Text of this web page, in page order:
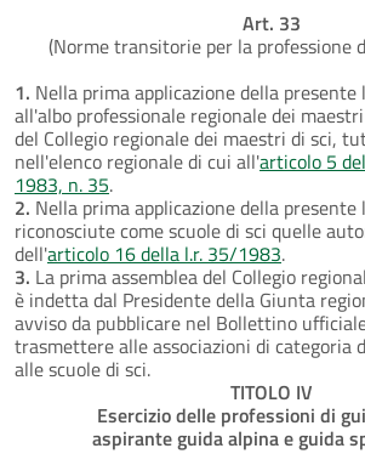
Art. 33
(Norme transitorie per la professione
1. Nella prima applicazione della
all'albo professionale regionale dei
del Collegio regionale dei maestri di sci,
nell'elenco regionale di cui all'articolo 5
1983, n. 35.
2. Nella prima applicazione della presente
riconosciute come scuole di sci quelle
dell'articolo 16 della l.r. 35/1983.
3. La prima assemblea del Collegio
è indetta dal Presidente della Giunta
avviso da pubblicare nel Bollettino
trasmettere alle associazioni di categoria
alle scuole di sci.
TITOLO IV
Esercizio delle professioni di
aspirante guida alpina e guida